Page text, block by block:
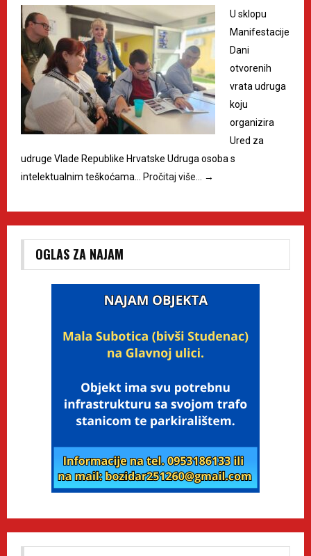
U sklopu
Manifestacije
Dani
otvorenih
vrata udruga
koju
organizira
Ured za
udruge Vlade Republike Hrvatske Udruga osoba s
intelektualnim teškoćama…
Pročitaj više… →
OGLAS ZA NAJAM